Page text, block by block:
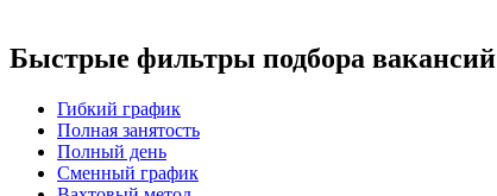
Быстрые фильтры подбора вакансий
Гибкий график
Полная занятость
Полный день
Сменный график